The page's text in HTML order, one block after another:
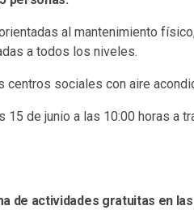
al mantenimiento
a todos los niveles.
centros sociales con aire
de junio a las 10:00 horas a
de actividades gratuitas en